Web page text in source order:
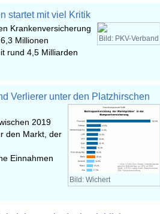
startet mit viel Kritik
Bild: PKV-Verband
Krankenversicherung
Millionen
rund 4,5 Milliarden
Verlierer unter den Platzhirschen
Bild: Wichert
2019
den Markt, der
Einnahmen